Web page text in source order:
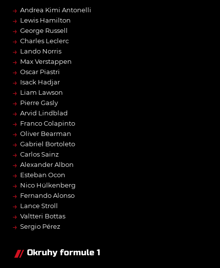
→ Andrea Kimi Antonelli
→ Lewis Hamilton
→ George Russell
→ Charles Leclerc
→ Lando Norris
→ Max Verstappen
→ Oscar Piastri
→ Isack Hadjar
→ Liam Lawson
→ Pierre Gasly
→ Arvid Lindblad
→ Franco Colapinto
→ Oliver Bearman
→ Gabriel Bortoleto
→ Carlos Sainz
→ Alexander Albon
→ Esteban Ocon
→ Nico Hülkenberg
→ Fernando Alonso
→ Lance Stroll
→ Valtteri Bottas
→ Sergio Pérez
Okruhy formule 1